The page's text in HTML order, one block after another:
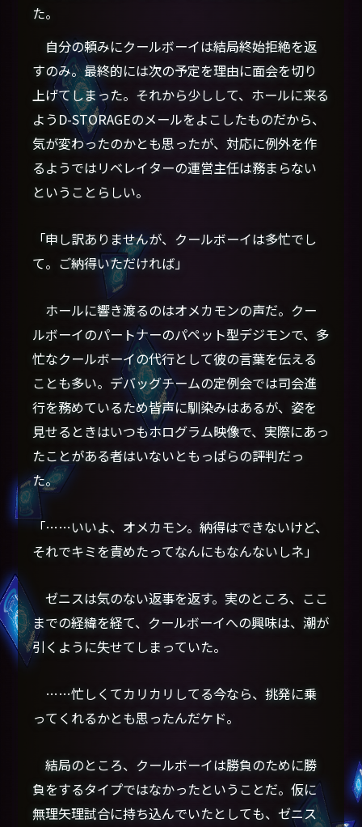
た。
自分の頼みにクールボーイは結局終始拒絶を返
すのみ。最終的には次の予定を理由に面会を切り
上げてしまった。それから少しして、ホールに来る
ようD-STORAGEのメールをよこしたものだから、
気が変わったのかとも思ったが、対応に例外を作
るようではリベレイターの運営主任は務まらない
ということらしい。
「申し訳ありませんが、クールボーイは多忙でし
て。ご納得いただければ」
ホールに響き渡るのはオメカモンの声だ。クー
ルボーイのパートナーのパペット型デジモンで、多
忙なクールボーイの代行として彼の言葉を伝える
ことも多い。デバッグチームの定例会では司会進
行を務めているため皆声に馴染みはあるが、姿を
見せるときはいつもホログラム映像で、実際にあっ
たことがある者はいないともっぱらの評判だっ
た。
「……いいよ、オメカモン。納得はできないけど、
それでキミを責めたってなんにもなんないしネ」
ゼニスは気のない返事を返す。実のところ、ここ
までの経緯を経て、クールボーイへの興味は、潮が
引くように失せてしまっていた。
……忙しくてカリカリしてる今なら、挑発に乗
ってくれるかとも思ったんだケド。
結局のところ、クールボーイは勝負のために勝
負をするタイプではなかったということだ。仮に
無理矢理試合に持ち込んでいたとしても、ゼニス